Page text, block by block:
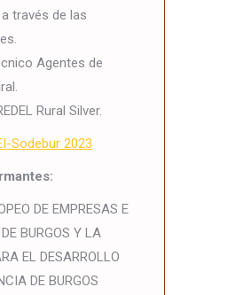
través de las
Agentes de
Rural Silver.
Sodebur 2023
DE EMPRESAS E
BURGOS Y LA
EL DESARROLLO
DE BURGOS